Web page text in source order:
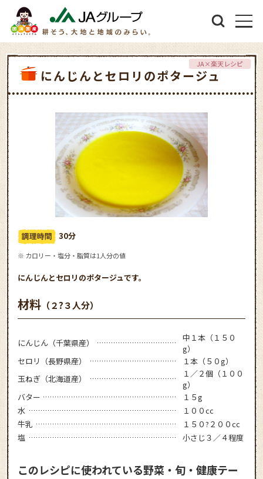
にんじんとセロリのポタージュ
JA×楽天レシピ
30分
※ カロリー・塩分・脂質は1人分の値
にんじんとセロリのポタージュです。
材料 （２?３人分）
にんじん（千葉県産）
中１本（１５０
g）
セロリ（長野県産）
１本（５０g）
玉ねぎ（北海道産）
１／２個（１００
g）
バター
１５g
水
１００cc
牛乳
１５０?２００cc
塩
小さじ３／４程度
このレシピに使われている野菜・旬・健康テー